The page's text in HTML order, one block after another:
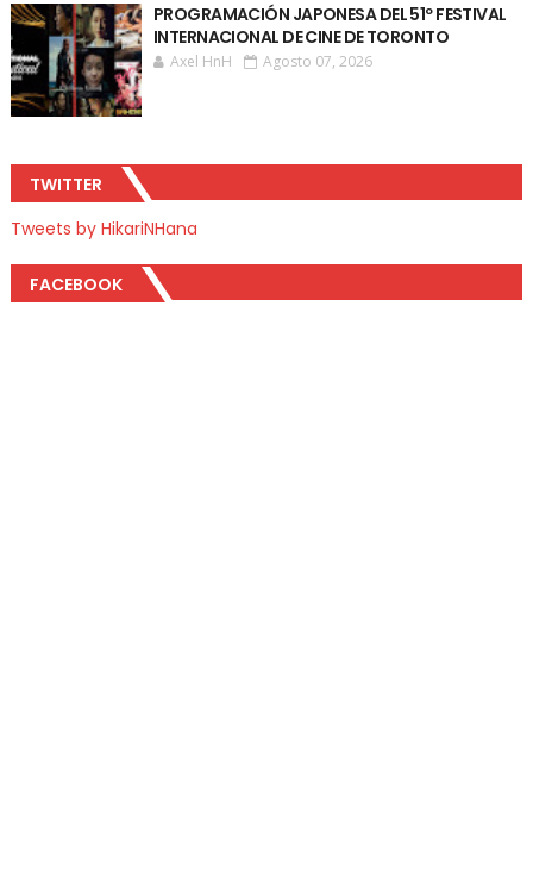
PROGRAMACIÓN JAPONESA DEL 51º FESTIVAL
INTERNACIONAL DE CINE DE TORONTO
Axel HnH Agosto 07, 2026
TWITTER
Tweets by HikariNHana
FACEBOOK